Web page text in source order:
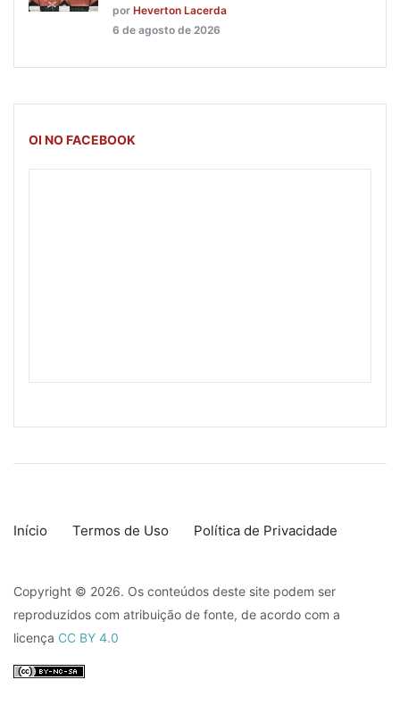
por Heverton Lacerda
6 de agosto de 2026
OI NO FACEBOOK
Início Termos de Uso Política de Privacidade
Copyright © 2026. Os conteúdos deste site podem ser
reproduzidos com atribuição de fonte, de acordo com a
licença CC BY 4.0